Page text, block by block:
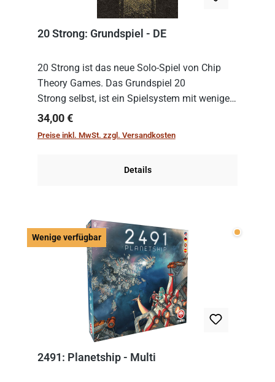
20 Strong: Grundspiel - DE
20 Strong ist das neue Solo-Spiel von Chip
Theory Games. Das Grundspiel 20
Strong selbst, ist ein Spielsystem mit wenigen,
einfachen Regeln. Um es zu spielen, muss es
immer mit einem Themenset ergänzt werden.
Regulärer Preis:
34,00 €
Preise inkl. MwSt. zzgl. Versandkosten
Details
Wenige verfügbar Wenige
2491: Planetship - Multi